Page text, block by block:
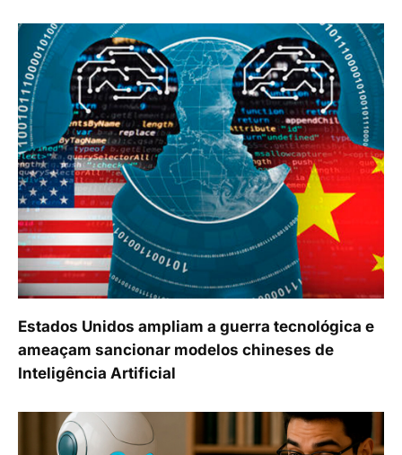
Estados Unidos ampliam a guerra tecnológica e
ameaçam sancionar modelos chineses de
Inteligência Artificial